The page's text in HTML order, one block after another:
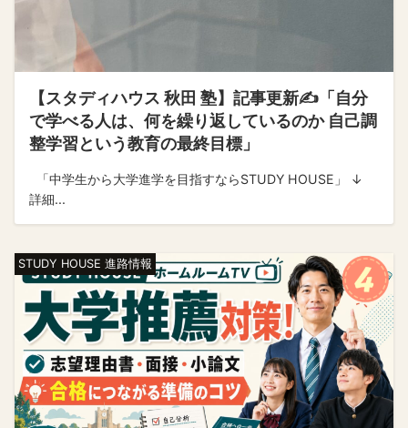
【スタディハウス 秋田 塾】記事更新✍️「自分
で学べる人は、何を繰り返しているのか 自己調
整学習という教育の最終目標」
「中学生から大学進学を目指すならSTUDY HOUSE」 ↓
詳細...
STUDY HOUSE 進路情報